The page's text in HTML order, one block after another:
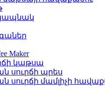
Maker
կաթսա
սուրճի պրես
սուրճի մամլիչի